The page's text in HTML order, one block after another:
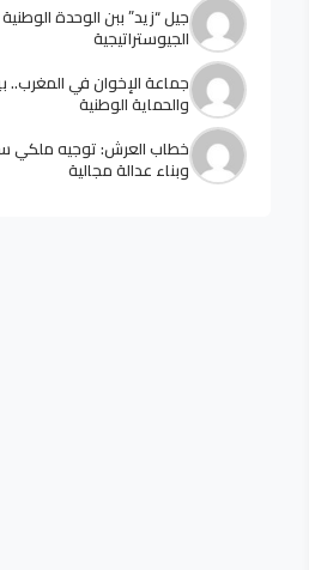
جيل “زيد” ببن الوحدة
الجيوستراتيجية
جماعة الإخوان في المغرب..
والحماية الوطنية
خطاب العرش: توجيه ملكي
وبناء عدالة مجالية